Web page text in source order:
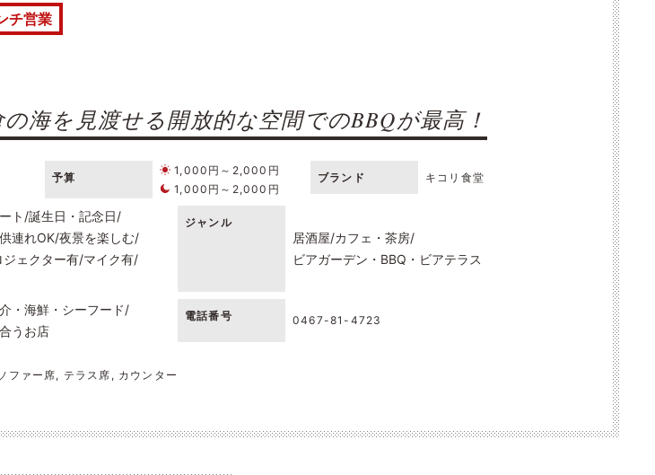
チ営業
の海を見渡せる開放的な空間でのBBQが最高！
予算
1,000円～2,000円
1,000円～2,000円
ブランド キコリ食堂
ト 誕生日・記念日
連れOK 夜景を楽しむ
ジェクター有 マイク有
ジャンル
居酒屋 カフェ・茶房
ビアガーデン・BBQ・ビアテラス
・海鮮・シーフード
うお店
電話番号 0467-81-4723
ファー席, テラス席, カウンター